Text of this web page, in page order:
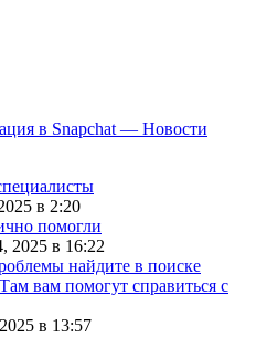
в Snapchat — Новости
в 2:20
помогли
2025 в 16:22
найдите в поиске
вам помогут справиться с
в 13:57